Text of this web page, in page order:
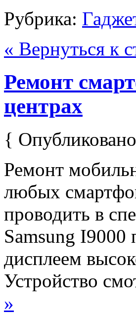
Рубрика:
« Вернуться к
Ремонт
центрах
{
Ремонт
любых
проводить в
Samsung I9000
дисплеем
Устройство
»